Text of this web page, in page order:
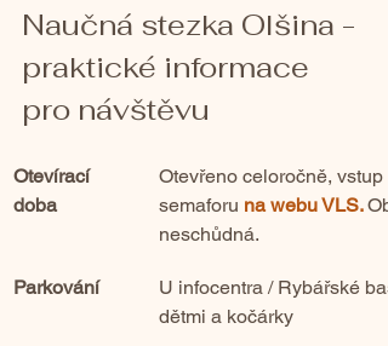
Naučná stezka Olšina -
praktické informace
pro návštěvu
Otevírací
doba
Otevřeno celoročně,
semaforu na webu VLS.
neschůdná.
Parkování
U infocentra / Rybářské
dětmi a kočárky